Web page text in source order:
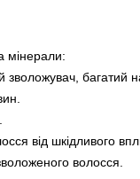
мінерали:
зволожувач, багатий
від шкідливого
волосся.